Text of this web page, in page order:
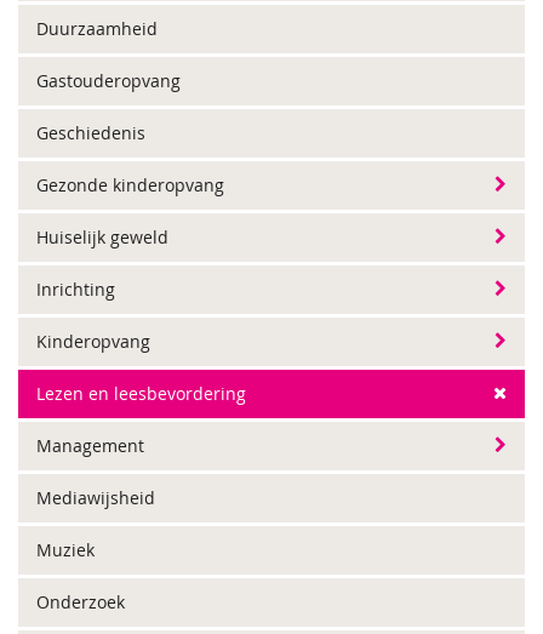
Duurzaamheid
Gastouderopvang
Geschiedenis
Gezonde kinderopvang
Huiselijk geweld
Inrichting
Kinderopvang
Lezen en leesbevordering
Management
Mediawijsheid
Muziek
Onderzoek